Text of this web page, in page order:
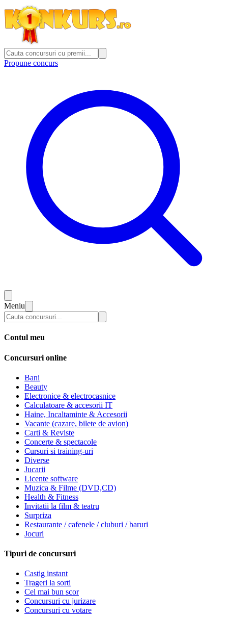
Propune concurs
Meniu
Contul meu
Concursuri online
Bani
Beauty
Electronice & electrocasnice
Calculatoare & accesorii IT
Haine, Incaltaminte & Accesorii
Vacante (cazare, bilete de avion)
Carti & Reviste
Concerte & spectacole
Cursuri si training-uri
Diverse
Jucarii
Licente software
Muzica & Filme (DVD,CD)
Health & Fitness
Invitatii la film & teatru
Surpriza
Restaurante / cafenele / cluburi / baruri
Jocuri
Tipuri de concursuri
Castig instant
Trageri la sorti
Cel mai bun scor
Concursuri cu jurizare
Concursuri cu votare